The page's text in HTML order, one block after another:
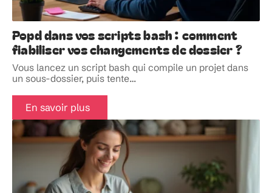
Popd dans vos scripts bash : comment
fiabiliser vos changements de dossier ?
Vous lancez un script bash qui compile un projet dans
un sous-dossier, puis tente…
En savoir plus